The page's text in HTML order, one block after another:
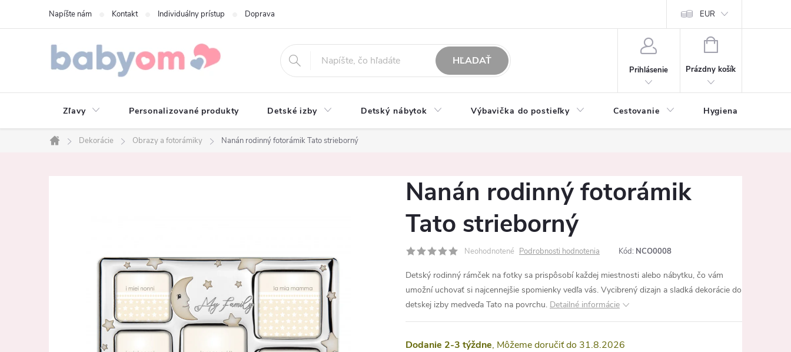
Napíšte nám Kontakt Individuálny prístup Doprava Vrátenie tovaru a reklamácia Ochrana osobných
EUR
HĽADAŤ
Prihlásenie
NÁKUPNÝ
Prázdny košík
Zľavy Personalizované produkty Detské izby Detský nábytok Výbavička do postieľky Cestovanie Hygiena
Domov
Dekorácie Obrazy a fotorámiky Nanán rodinný fotorámik Tato strieborný
Nanán rodinný fotorámik
Tato strieborný
Neohodnotené Podrobnosti hodnotenia Kód: NCO0008
Detský rodinný rámček na fotky sa prispôsobí každej miestnosti alebo nábytku, čo vám
umožní uchovať si najcennejšie spomienky vedľa vás. Vycibrený dizajn a sladká dekorácie do
detskej izby medveďa Tato na povrchu. Detailné informácie
Dodanie 2-3 týždne 31.8.2026